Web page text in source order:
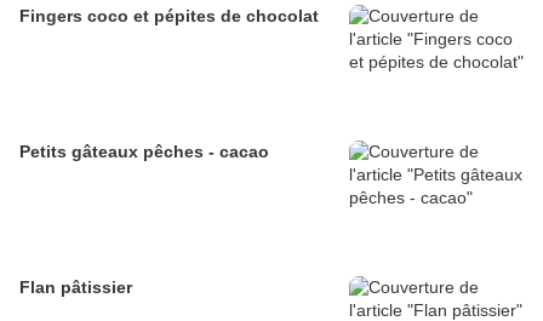
Fingers coco et pépites de chocolat
Petits gâteaux pêches - cacao
Flan pâtissier